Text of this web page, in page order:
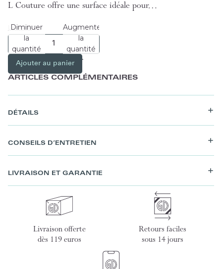
L Couture offre une surface idéale pour…
Lire plus
Diminuer
la
quantité
Augmenter
la
quantité
Ajouter au panier
ARTICLES COMPLÉMENTAIRES
DÉTAILS
CONSEILS D’ENTRETIEN
LIVRAISON ET GARANTIE
Livraison offerte
dès 119 euros
Retours faciles
sous 14 jours